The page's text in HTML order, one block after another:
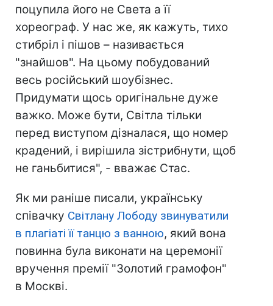
поцупила його не Света а її
хореограф. У нас же, як кажуть, тихо
стибріл і пішов – називається
"знайшов". На цьому побудований
весь російський шоубізнес.
Придумати щось оригінальне дуже
важко. Може бути, Світла тільки
перед виступом дізналася, що номер
крадений, і вирішила зістрибнути, щоб
не ганьбитися", - вважає Стас.
Як ми раніше писали, українську
співачку Світлану Лободу звинуватили
в плагіаті її танцю з ванною, який вона
повинна була виконати на церемонії
вручення премії "Золотий грамофон"
в Москві.